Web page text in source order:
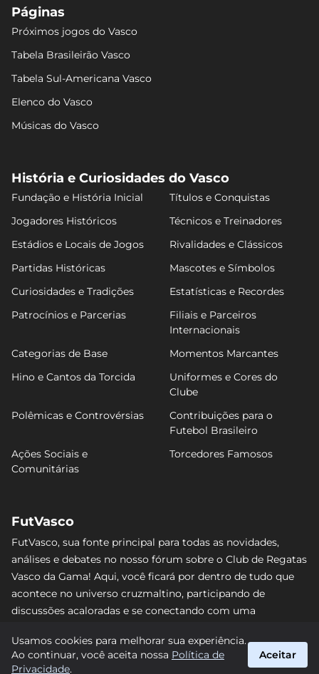
Páginas
Próximos jogos do Vasco
Tabela Brasileirão Vasco
Tabela Sul-Americana Vasco
Elenco do Vasco
Músicas do Vasco
História e Curiosidades do Vasco
Fundação e História Inicial
Títulos e Conquistas
Jogadores Históricos
Técnicos e Treinadores
Estádios e Locais de Jogos
Rivalidades e Clássicos
Partidas Históricas
Mascotes e Símbolos
Curiosidades e Tradições
Estatísticas e Recordes
Patrocínios e Parcerias
Filiais e Parceiros
Internacionais
Categorias de Base
Momentos Marcantes
Hino e Cantos da Torcida
Uniformes e Cores do
Clube
Polêmicas e Controvérsias
Contribuições para o
Futebol Brasileiro
Ações Sociais e
Comunitárias
Torcedores Famosos
FutVasco
FutVasco, sua fonte principal para todas as novidades,
análises e debates no nosso fórum sobre o Club de Regatas
Vasco da Gama! Aqui, você ficará por dentro de tudo que
acontece no universo cruzmaltino, participando de
discussões acaloradas e se conectando com uma
nenhum lance e acompanhe de perto o caminho do Vasco
rumo às vitórias! #Vasco #FutVasco
Usamos cookies para melhorar sua experiência.
Ao continuar, você aceita nossa Política de
Privacidade.
Aceitar